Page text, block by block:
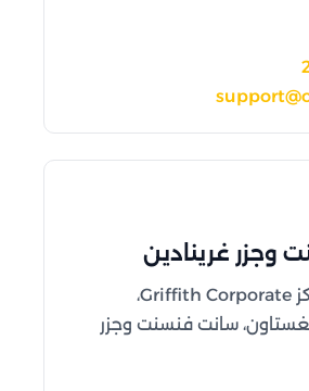
وجزر غرينادين
الجناح 305، مركز Griffith Corporate،
سانت فنسنت وجزر